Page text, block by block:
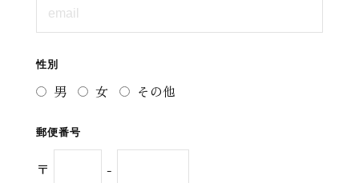
性別
男 女 その他
郵便番号
〒 -